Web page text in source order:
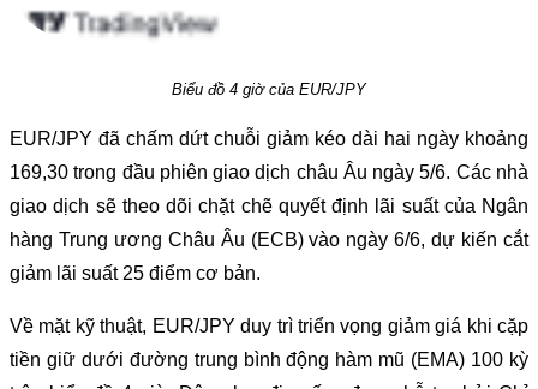
Biểu đồ 4 giờ của EUR/JPY
EUR/JPY đã chấm dứt chuỗi giảm kéo dài hai ngày khoảng
169,30 trong đầu phiên giao dịch châu Âu ngày 5/6. Các nhà
giao dịch sẽ theo dõi chặt chẽ quyết định lãi suất của Ngân
hàng Trung ương Châu Âu (ECB) vào ngày 6/6, dự kiến cắt
giảm lãi suất 25 điểm cơ bản.
Về mặt kỹ thuật, EUR/JPY duy trì triển vọng giảm giá khi cặp
tiền giữ dưới đường trung bình động hàm mũ (EMA) 100 kỳ